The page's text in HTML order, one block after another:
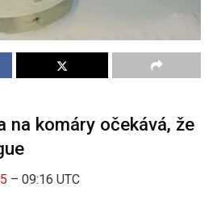
na komáry očekává, že
– 09:16 UTC